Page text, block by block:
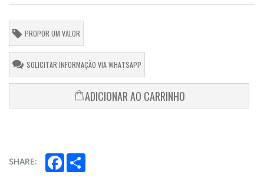
PROPOR UM VALOR
SOLICITAR INFORMAÇÃO VIA WHATSAPP
ADICIONAR AO CARRINHO
SHARE: Facebook